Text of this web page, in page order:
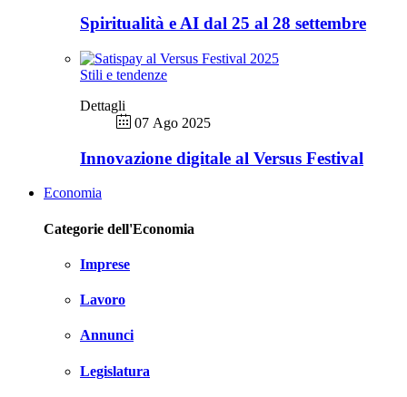
Spiritualità e AI dal 25 al 28 settembre
Stili e tendenze
Dettagli
07 Ago 2025
Innovazione digitale al Versus Festival
Economia
Categorie dell'Economia
Imprese
Lavoro
Annunci
Legislatura